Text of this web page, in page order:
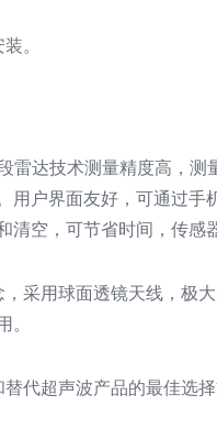
。
雷达技术测量精度高，
用户界面友好，可通过
空，可节省时间，传感
，采用球面透镜天线，极
代超声波产品的最佳选择